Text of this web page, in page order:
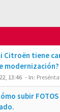
Citroën tiene
modernización?
13:46 - In:
subir FOTOS